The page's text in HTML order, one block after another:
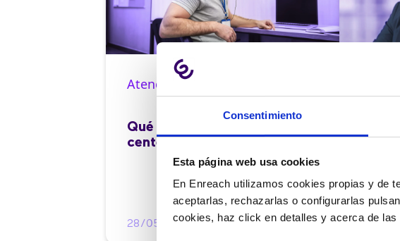
Consentimiento
Esta página web usa cookies
En Enreach utilizamos cookies propias y de
aceptarlas, rechazarlas o configurarlas
cookies, haz click en detalles y acerca de
Atención al cliente |
Qué es el FCR en un contact
center y cómo mejorarlo
28/05/2026 12/05/